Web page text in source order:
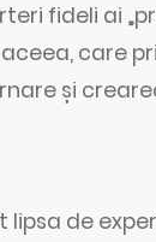
fideli ai
care
și
de